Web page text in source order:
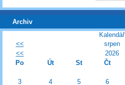
Archiv
Kalendář
<<
srpen
<<
2026
Po
Út St Čt
3
4 5 6